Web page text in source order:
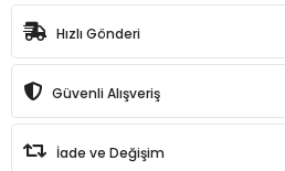
Hızlı Gönderi
Güvenli Alışveriş
İade ve Değişim